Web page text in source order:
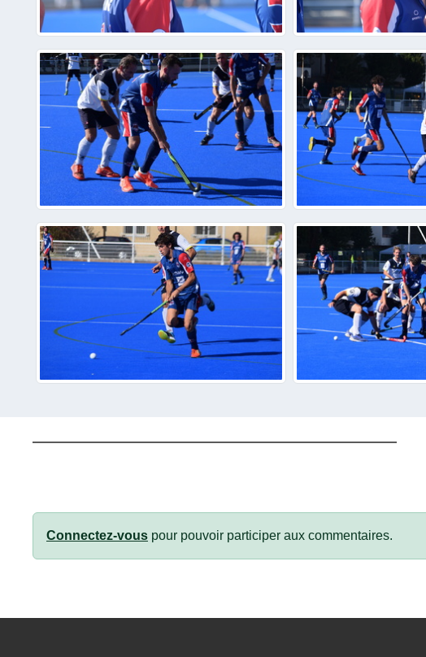
Connectez-vous pour pouvoir participer aux commentaires.